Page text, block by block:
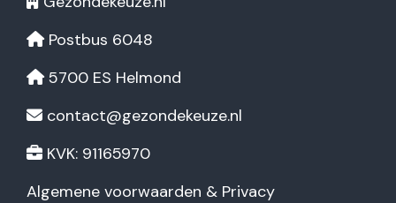
Postbus 6048
5700 ES Helmond
contact@gezondekeuze.nl
KVK: 91165970
Algemene voorwaarden & Privacy